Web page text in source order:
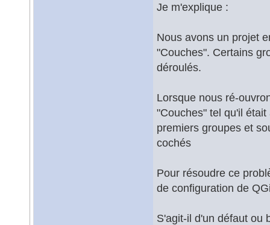
Je m'explique :
Nous avons un projet
"Couches". Certains
déroulés.
Lorsque nous ré-
"Couches" tel qu'il
premiers groupes et
cochés
Pour résoudre ce
de configuration de
S'agit-il d'un défaut ou